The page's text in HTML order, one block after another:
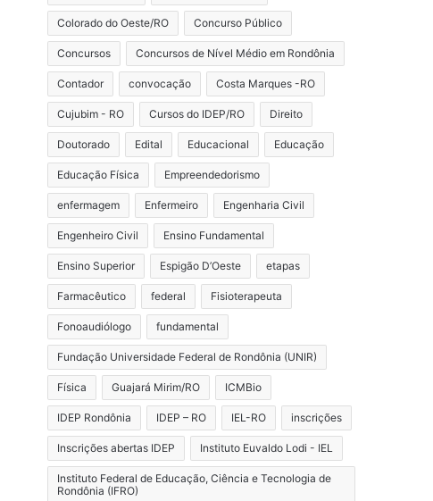
Colorado do Oeste/RO Concurso Público
Concursos Concursos de Nível Médio em Rondônia
Contador convocação Costa Marques -RO
Cujubim - RO Cursos do IDEP/RO Direito
Doutorado Edital Educacional Educação
Educação Física Empreendedorismo
enfermagem Enfermeiro Engenharia Civil
Engenheiro Civil Ensino Fundamental
Ensino Superior Espigão D’Oeste etapas
Farmacêutico federal Fisioterapeuta
Fonoaudiólogo fundamental
Fundação Universidade Federal de Rondônia (UNIR)
Física Guajará Mirim/RO ICMBio
IDEP Rondônia IDEP – RO IEL-RO inscrições
Inscrições abertas IDEP Instituto Euvaldo Lodi - IEL
Instituto Federal de Educação, Ciência e Tecnologia de
Rondônia (IFRO)